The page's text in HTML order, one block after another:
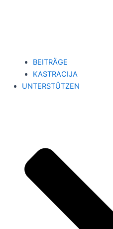
BEITRÄGE
KASTRACIJA
UNTERSTÜTZEN